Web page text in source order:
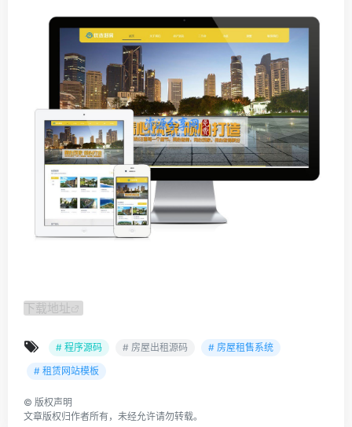
下载地址
# 程序源码 # 房屋出租源码
# 房屋租售系统
# 租赁网站模板
© 版权声明
文章版权归作者所有，未经允许请勿转载。